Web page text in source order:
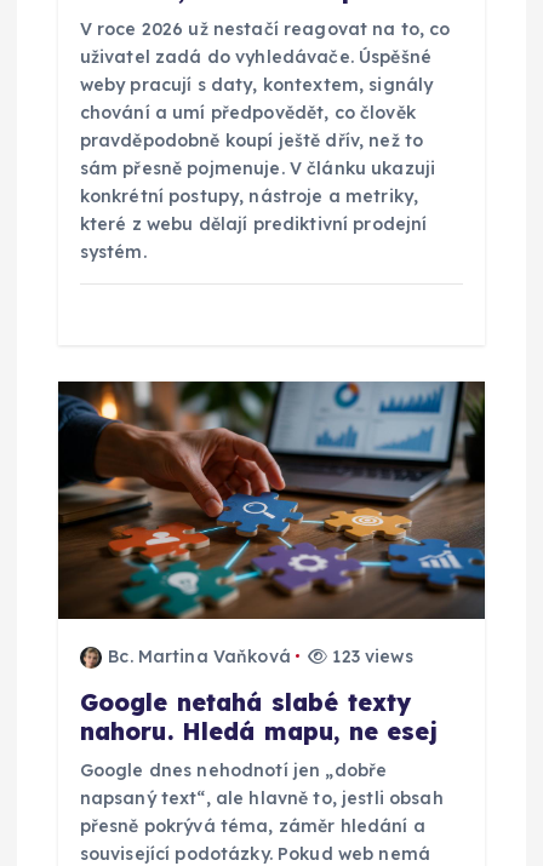
k
V roce 2026 už nestačí reagovat na to, co
uživatel zadá do vyhledávače. Úspěšné
weby pracují s daty, kontextem, signály
chování a umí předpovědět, co člověk
pravděpodobně koupí ještě dřív, než to
sám přesně pojmenuje. V článku ukazuji
konkrétní postupy, nástroje a metriky,
které z webu dělají prediktivní prodejní
systém.
Bc. Martina Vaňková 123 views
Google netahá slabé texty
nahoru. Hledá mapu, ne esej
Google dnes nehodnotí jen „dobře
napsaný text“, ale hlavně to, jestli obsah
přesně pokrývá téma, záměr hledání a
související podotázky. Pokud web nemá